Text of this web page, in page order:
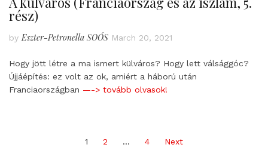
rész)
by Eszter-Petronella SOÓS March 20, 2021
Hogy jött létre a ma ismert külváros? Hogy lett válsággóc?
Újjáépítés: ez volt az ok, amiért a háború után
Franciaországban —-> tovább olvasok!
1 2 … 4 Next